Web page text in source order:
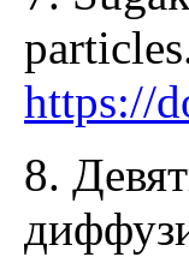
https://
8.